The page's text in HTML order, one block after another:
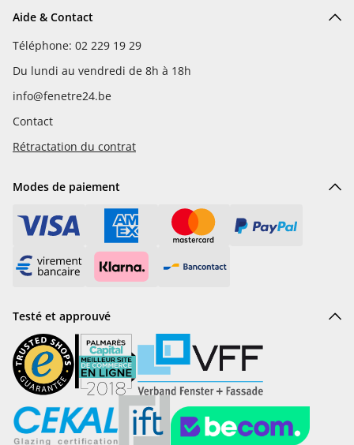
Aide & Contact
Téléphone: 02 229 19 29
Du lundi au vendredi de 8h à 18h
info@fenetre24.be
Contact
Rétractation du contrat
Modes de paiement
Testé et approuvé